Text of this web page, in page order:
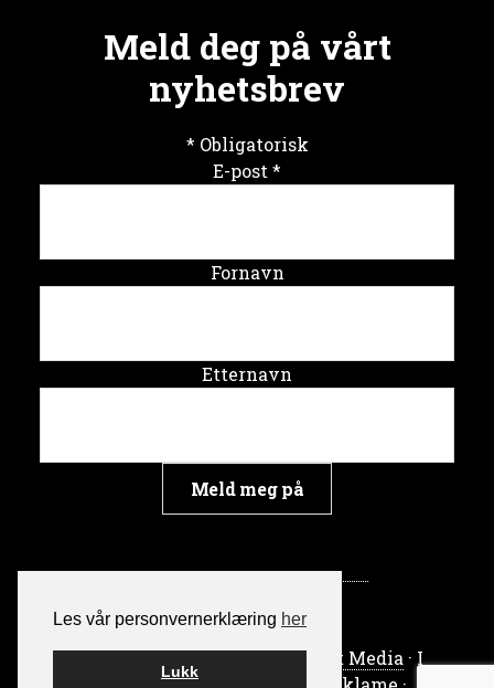
Les vår personvernerklæring her
Lukk
Meld deg på vårt
nyhetsbrev
* Obligatorisk
E-post *
Fornavn
Etternavn
Bygget på WordPress avSmart Media · I